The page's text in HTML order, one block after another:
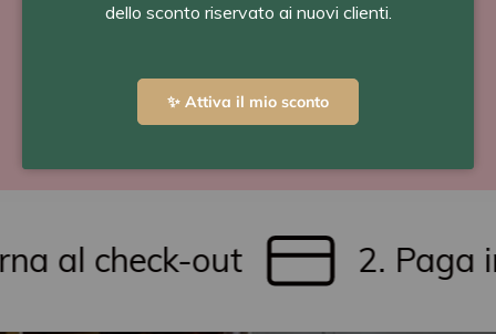
con Scalapay o Klarna
al check-out 2. Paga in
dello sconto riservato ai nuovi clienti.
✨ Attiva il mio sconto